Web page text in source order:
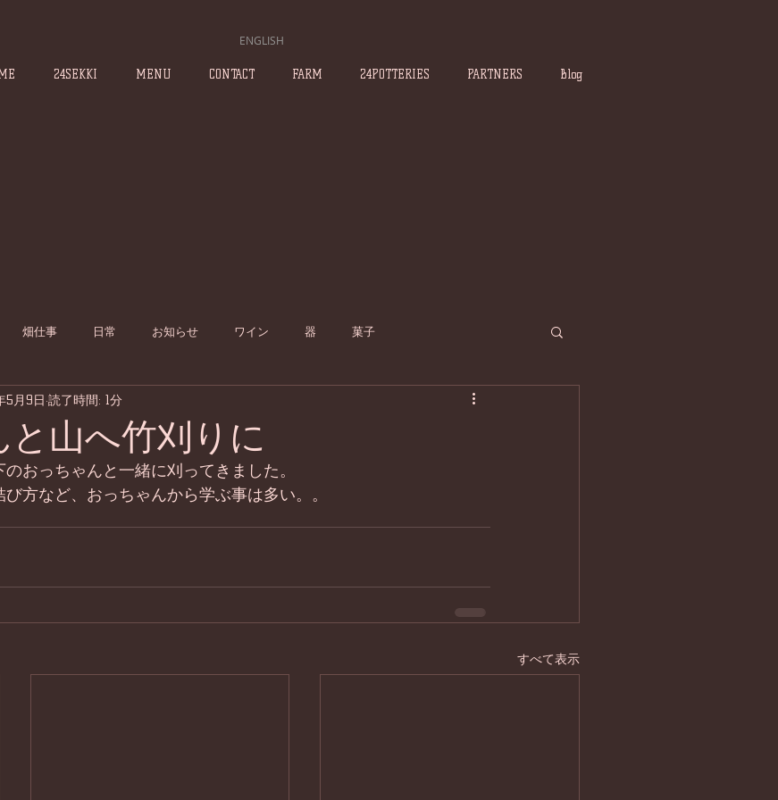
24SEKKI MENU CONTACT FARM 24POTTERIES PARTNERS Blog
畑仕事 日常 お知らせ ワイン 器 菓子
山へ竹刈りに
5月9日 読了時間: 1分
おっちゃんと一緒に刈ってきました。
方など、おっちゃんから学ぶ事は多い。。
すべて表示
ENGLISH